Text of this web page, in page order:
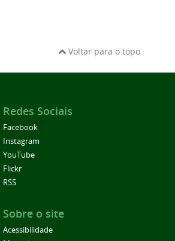
Voltar para o topo
Redes Sociais
Facebook
Instagram
YouTube
Flickr
RSS
Sobre o site
Acessibilidade